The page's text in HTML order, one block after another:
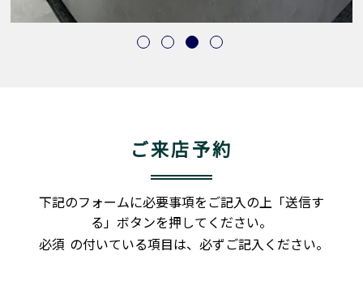
ご来店予約
下記のフォームに必要事項をご記入の上「送信す
る」ボタンを押してください。
必須 の付いている項目は、必ずご記入ください。